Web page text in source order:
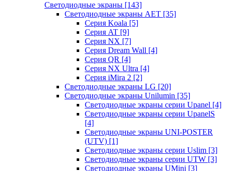
Светодиодные экраны [143]
Светодиодные экраны AET [35]
Cерия Koala [5]
Серия AT [9]
Серия NX [7]
Серия Dream Wall [4]
Серия QR [4]
Серия NX Ultra [4]
Серия iMira 2 [2]
Светодиодные экраны LG [20]
Светодиодные экраны Unilumin [35]
Светодиодные экраны серии Upanel [4]
Светодиодные экраны серии UpanelS
[4]
Светодиодные экраны UNI-POSTER
(UTV) [1]
Светодиодные экраны серии Uslim [3]
Светодиодные экраны серии UTW [3]
Светодиодные экраны UMini [3]